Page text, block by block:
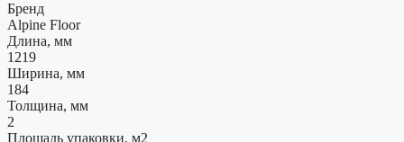
Бренд
Alpine Floor
Длина, мм
1219
Ширина, мм
184
Толщина, мм
2
Площадь упаковки, м2